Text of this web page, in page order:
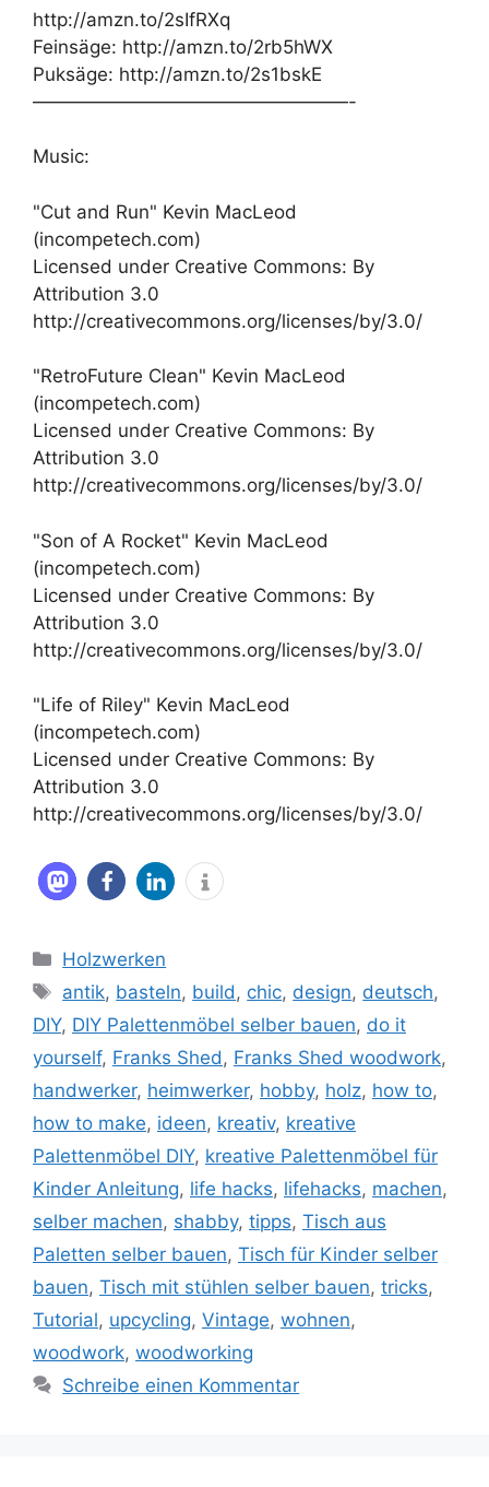
http://amzn.to/2sIfRXq
Feinsäge: http://amzn.to/2rb5hWX
Puksäge: http://amzn.to/2s1bskE
—————————————————-
Music:
"Cut and Run" Kevin MacLeod
(incompetech.com)
Licensed under Creative Commons: By
Attribution 3.0
http://creativecommons.org/licenses/by/3.0/
"RetroFuture Clean" Kevin MacLeod
(incompetech.com)
Licensed under Creative Commons: By
Attribution 3.0
http://creativecommons.org/licenses/by/3.0/
"Son of A Rocket" Kevin MacLeod
(incompetech.com)
Licensed under Creative Commons: By
Attribution 3.0
http://creativecommons.org/licenses/by/3.0/
"Life of Riley" Kevin MacLeod
(incompetech.com)
Licensed under Creative Commons: By
Attribution 3.0
http://creativecommons.org/licenses/by/3.0/
Kategorien
Holzwerken
Schlagwörter
antik, basteln, build , chic, design, deutsch,
DIY, DIY Palettenmöbel selber bauen, do it
yourself, Franks Shed , Franks Shed woodwork,
handwerker, heimwerker, hobby, holz, how to,
how to make, ideen, kreativ, kreative
Palettenmöbel DIY, kreative Palettenmöbel für
Kinder Anleitung, life hacks, lifehacks, machen,
selber machen, shabby, tipps, Tisch aus
Paletten selber bauen, Tisch für Kinder selber
bauen, Tisch mit stühlen selber bauen, tricks,
Tutorial, upcycling, Vintage, wohnen,
woodwork, woodworking
Schreibe einen Kommentar